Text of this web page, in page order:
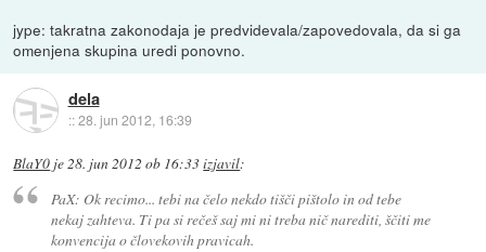
jype: takratna zakonodaja je predvidevala/zapovedovala, da si ga
omenjena skupina uredi ponovno.
dela
::28. jun 2012, 16:39
BlaY0 je28. jun 2012 ob 16:33izjavil:
PaX: Ok recimo... tebi na čelo nekdo tišči pištolo in od tebe
nekaj zahteva. Ti pa si rečeš saj mi ni treba nič narediti, ščiti me
konvencija o človekovih pravicah.